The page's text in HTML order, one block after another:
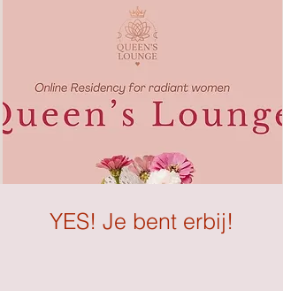
YES! Je bent erbij!